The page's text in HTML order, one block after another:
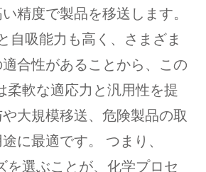
精度で製品を移送します。
自吸能力も高く、さまざま
合性があることから、この
柔軟な適応力と汎用性を提
大規模移送、危険製品の取
に最適です。 つまり、
を選ぶことが、化学プロセ